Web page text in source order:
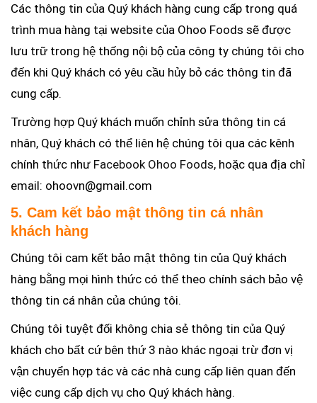
Các thông tin của Quý khách hàng cung cấp trong quá
trình mua hàng tại website của Ohoo Foods sẽ được
lưu trữ trong hệ thống nội bộ của công ty chúng tôi cho
đến khi Quý khách có yêu cầu hủy bỏ các thông tin đã
cung cấp.
Trường hợp Quý khách muốn chỉnh sửa thông tin cá
nhân, Quý khách có thể liên hệ chúng tôi qua các kênh
chính thức như Facebook Ohoo Foods, hoặc qua địa chỉ
email: ohoovn@gmail.com
5. Cam kết bảo mật thông tin cá nhân
khách hàng
Chúng tôi cam kết bảo mật thông tin của Quý khách
hàng bằng mọi hình thức có thể theo chính sách bảo vệ
thông tin cá nhân của chúng tôi.
Chúng tôi tuyệt đối không chia sẻ thông tin của Quý
khách cho bất cứ bên thứ 3 nào khác ngoại trừ đơn vị
vận chuyển hợp tác và các nhà cung cấp liên quan đến
việc cung cấp dịch vụ cho Quý khách hàng.